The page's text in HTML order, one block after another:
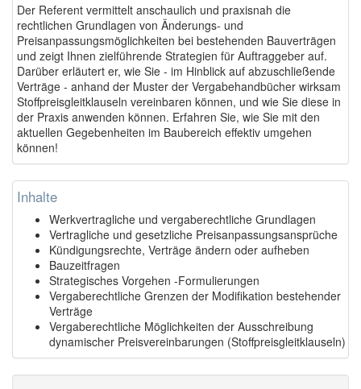
Der Referent vermittelt anschaulich und praxisnah die
rechtlichen Grundlagen von Änderungs- und
Preisanpassungsmöglichkeiten bei bestehenden Bauverträgen
und zeigt Ihnen zielführende Strategien für Auftraggeber auf.
Darüber erläutert er, wie Sie - im Hinblick auf abzuschließende
Verträge - anhand der Muster der Vergabehandbücher wirksam
Stoffpreisgleitklauseln vereinbaren können, und wie Sie diese in
der Praxis anwenden können. Erfahren Sie, wie Sie mit den
aktuellen Gegebenheiten im Baubereich effektiv umgehen
können!
Inhalte
Werkvertragliche und vergaberechtliche Grundlagen
Vertragliche und gesetzliche Preisanpassungsansprüche
Kündigungsrechte, Verträge ändern oder aufheben
Bauzeitfragen
Strategisches Vorgehen -Formulierungen
Vergaberechtliche Grenzen der Modifikation bestehender
Verträge
Vergaberechtliche Möglichkeiten der Ausschreibung
dynamischer Preisvereinbarungen (Stoffpreisgleitklauseln)